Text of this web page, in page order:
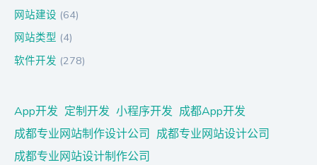
网站建设 (64)
网站类型 (4)
软件开发 (278)
App开发 定制开发 小程序开发 成都App开发
成都专业网站制作设计公司 成都专业网站设计公司
成都专业网站设计制作公司